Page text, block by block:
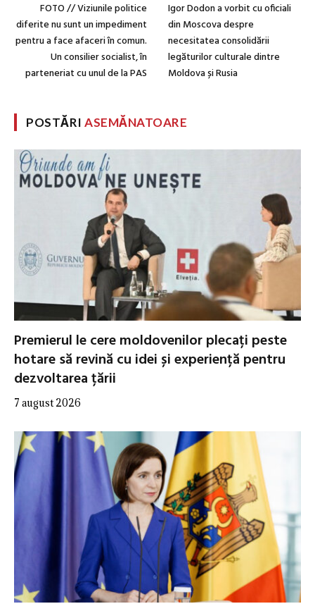
FOTO // Viziunile politice
diferite nu sunt un impediment
pentru a face afaceri în comun.
Un consilier socialist, în
parteneriat cu unul de la PAS
Igor Dodon a vorbit cu oficiali
din Moscova despre
necesitatea consolidării
legăturilor culturale dintre
Moldova și Rusia
POSTĂRIASEMĂNATOARE
Premierul le cere moldovenilor plecați peste
hotare să revină cu idei și experiență pentru
dezvoltarea țării
7 august 2026